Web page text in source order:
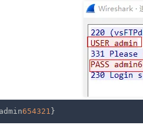
654321 }